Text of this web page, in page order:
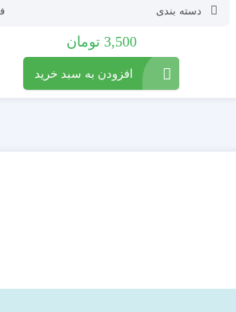
دسته بندی
3,500 تومان
افزودن به سبد خرید